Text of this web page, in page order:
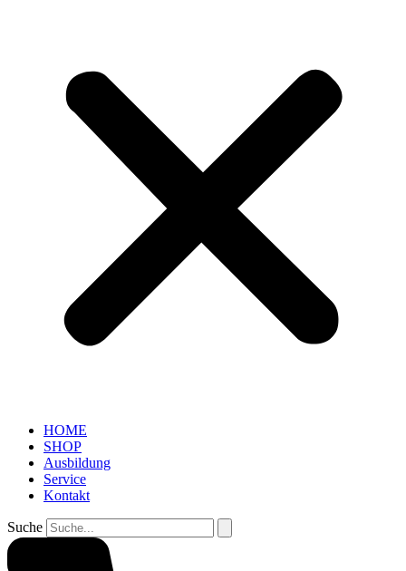
HOME
SHOP
Ausbildung
Service
Kontakt
Suche